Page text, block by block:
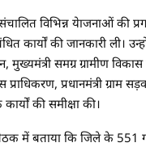
विभिन्न येाजनाओं की
कार्यों की जानकारी ली।
मुख्यमंत्री समग्र ग्रामीण
प्राधिकरण, प्रधानमंत्री
की समीक्षा की।
में बताया कि जिले के 551